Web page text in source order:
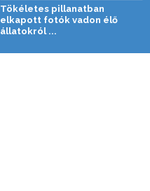
Tökéletes pillanatban
elkapott fotók vadon élő
állatokról ...